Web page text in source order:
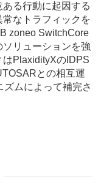
る行動に起因する
なトラフィックを
zoneo SwitchCore
リューションを強
はPlaxidityXのIDPS
との相互運
ムによって補完さ